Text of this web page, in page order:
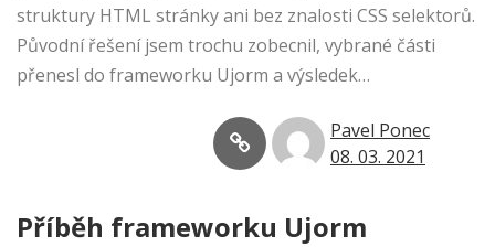
struktury HTML stránky ani bez znalosti CSS selektorů.
Původní řešení jsem trochu zobecnil, vybrané části
přenesl do frameworku Ujorm a výsledek…
Pavel Ponec
08. 03. 2021
Příběh frameworku Ujorm